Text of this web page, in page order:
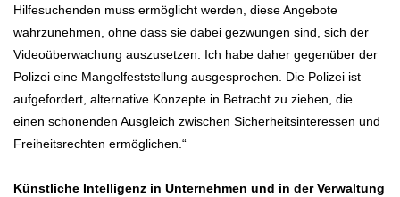
Hilfesuchenden muss ermöglicht werden, diese Angebote
wahrzunehmen, ohne dass sie dabei gezwungen sind, sich der
Videoüberwachung auszusetzen. Ich habe daher gegenüber der
Polizei eine Mangelfeststellung ausgesprochen. Die Polizei ist
aufgefordert, alternative Konzepte in Betracht zu ziehen, die
einen schonenden Ausgleich zwischen Sicherheitsinteressen und
Freiheitsrechten ermöglichen.“
Künstliche Intelligenz in Unternehmen und in der Verwaltung